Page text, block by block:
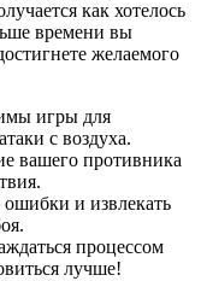
как хотелось
времени вы
желаемого
игры для
с воздуха.
вашего противника
ошибки и извлекать
процессом
лучше!